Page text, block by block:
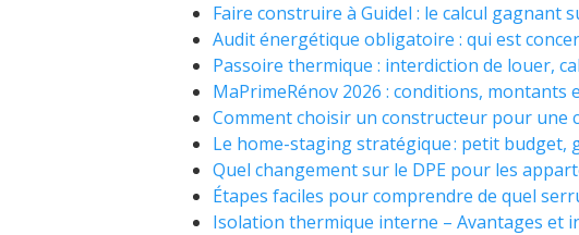
Faire construire à Guidel : le calcul gagnant
Audit énergétique obligatoire : qui est
Passoire thermique : interdiction de louer,
MaPrimeRénov 2026 : conditions, montants
Comment choisir un constructeur pour une
Le home-staging stratégique : petit budget,
Quel changement sur le DPE pour les
Étapes faciles pour comprendre de quel
Isolation thermique interne – Avantages et